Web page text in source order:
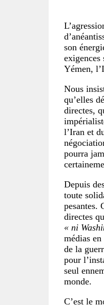
son
exigences
Yémen,
Nous
qu’elles
directes,
l’Iran et
pourra
Depuis
toute
pesantes.
directes
« ni
médias
de la
pour
seul
monde.
C’est le